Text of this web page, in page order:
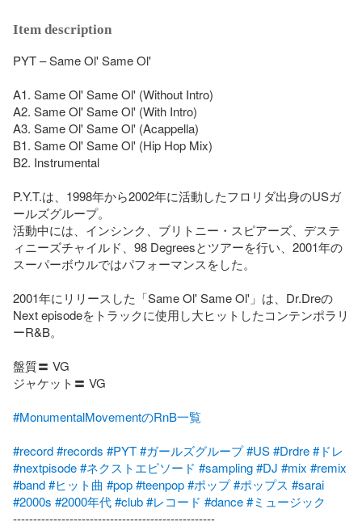
Item description
PYT – Same Ol' Same Ol'
A1. Same Ol' Same Ol' (Without Intro)
A2. Same Ol' Same Ol' (With Intro)
A3. Same Ol' Same Ol' (Acappella)
B1. Same Ol' Same Ol' (Hip Hop Mix)
B2. Instrumental
P.Y.T.は、1998年から2002年に活動したフロリダ出身のUSガ
ールズグループ。
活動中には、インシンク、ブリトニー・スピアーズ、デステ
ィニーズチャイルド、98 Degreesとツアーを行い、2001年の
スーパーボウルではパフォーマンスをした。
2001年にリリースした「Same Ol' Same Ol'」は、Dr.Dreの
Next episodeをトラックに使用し大ヒットしたコンテンポラリ
ーR&B。
盤質〓 VG
ジャケット〓 VG
#MonumentalMovementのRnB一覧
#record#records #PYT#ガールズグループ#US#Drdre#ドレ
#nextpisode#ネクストエピソード #sampling#DJ #mix #remix
#band#ヒット曲 #pop#teenpop#ポップ#ポップス #sarai
#2000s #2000年代#club#レコード #dance#ミュージック
--------------------------------------------------